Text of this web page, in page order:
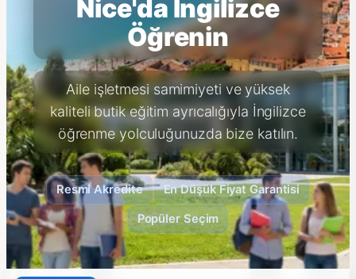
Nice'da İngilizce
Öğrenin
Aile işletmesi samimiyeti ve yüksek
kaliteli butik eğitim ayrıcalığıyla İngilizce
öğrenme yolculuğunuzda bize katılın.
Resmi Akredite En Düşük Fiyat Garantisi
Popüler Seçim